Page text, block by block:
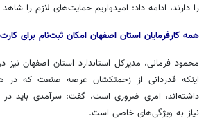
را دارند، ادامه داد: امیدواریم حمایت‌های لازم را
همه کارفرمایان استان اصفهان امکان ثبت‌نام برای
محمود فرمانی، مدیرکل استاندارد استان اصفهان
اینکه قدردانی از زحمتکشان عرصه صنعت که در
داشته‌اند، امری ضروری است، گفت: سرآمدی باید در
نیاز به ویژگی‌های خاصی است.